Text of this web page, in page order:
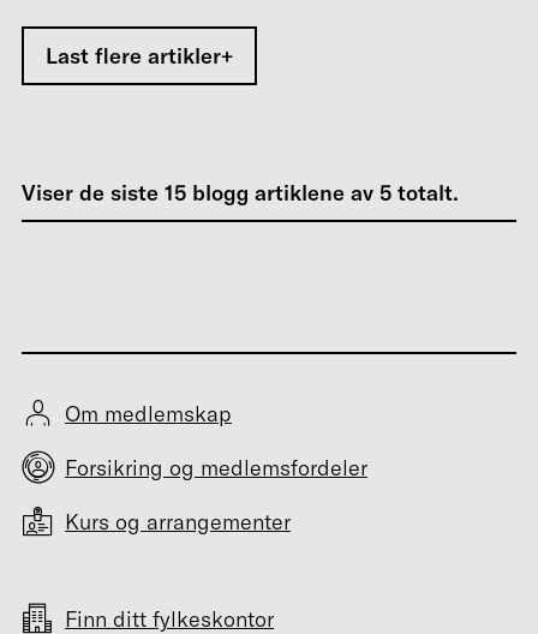
Last flere artikler
Viser de siste 15 blogg artiklene av 5 totalt.
Om medlemskap
Forsikring og medlemsfordeler
Kurs og arrangementer
Finn ditt fylkeskontor